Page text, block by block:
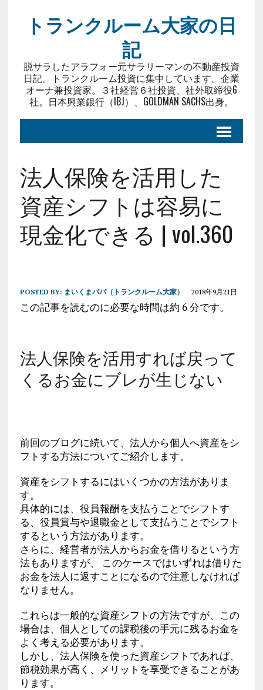
トランクルーム大家の日
記
脱サラしたアラフォー元サラリーマンの不動産投資
日記。トランクルーム投資に集中しています。企業
オーナ兼投資家。３社経営６社投資、社外取締役6
社。日本興業銀行（IBJ）、GOLDMAN SACHS出身。
法人保険を活用した
資産シフトは容易に
現金化できる | vol.360
POSTED BY: まいくまパパ（トランクルーム大家） 2018年9月21日
この記事を読むのに必要な時間は約 6 分です。
法人保険を活用すれば戻って
くるお金にブレが生じない
前回のブログに続いて、法人から個人へ資産をシ
フトする方法についてご紹介します。
資産をシフトするにはいくつかの方法がありま
す。
具体的には、役員報酬を支払うことでシフトす
る、役員賞与や退職金として支払うことでシフト
するという方法があります。
さらに、経営者が法人からお金を借りるという方
法もありますが、 このケースではいずれは借りた
お金を法人に返すことになるので注意しなければ
なりません。
これらは一般的な資産シフトの方法ですが、この
場合は、個人としての課税後の手元に残るお金を
よく考える必要があります。
しかし、法人保険を使った資産シフトであれば、
節税効果が高く、メリットを享受できることがあ
ります。